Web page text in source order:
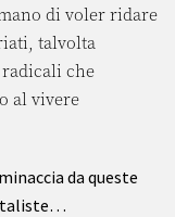
di voler ridare
talvolta
che
al vivere
da queste